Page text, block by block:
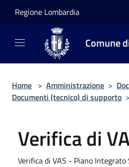
Regione Lombardia
Comune
Home > Amministrazione >
Documenti (tecnico) di supporto >
Verifica di
Verifica di VAS - Piano Integrato